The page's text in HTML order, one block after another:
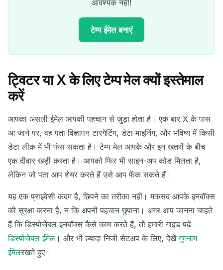
आवश्यक नहीं!
टेम्प ईमेल बनाएं
आपका अस्थायी ईमेल पता:
कॉपी QR
अगली ताज़ा में 15 सेकंड
प्रेषक
ट्विटर या X के लिए टेम्प मेल क्यों इस्तेमाल
करें
आपका असली ईमेल आपकी पहचान से जुड़ा होता है। एक बार X के पास
आ जाने पर, वह पता विज्ञापन टारगेटिंग, डेटा माइनिंग, और भविष्य में किसी
डेटा लीक में भी फंस सकता है। टेम्प मेल आपके और इन खतरों के बीच
एक दीवार खड़ी करता है। आपको फिर भी साइन-अप कोड मिलता है,
लेकिन जो पता आप शेयर करते हैं उसे आप फेंक सकते हैं।
यह एक प्राइवेसी कदम है, छिपने का तरीका नहीं। मकसद आपके इनबॉक्स
की सुरक्षा करना है, न कि अपनी पहचान छुपाना। अगर आप जानना चाहते
हैं कि डिस्पोजेबल इनबॉक्स कैसे काम करते हैं, तो हमारी गाइड पढ़ें
डिस्पोजेबल ईमेल । और भी ज़्यादा निजी सेटअप के लिए, देखेंगुमनाम
ईमेलरखते हुए।